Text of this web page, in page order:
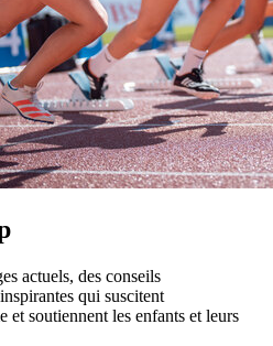
actuels, des conseils
qui suscitent
et soutiennent les enfants et leurs